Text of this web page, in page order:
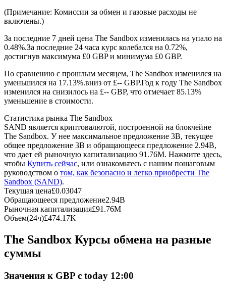
USDC фьючерсы
Фьючерсы с использованием USDC в качестве
Копирование торговли
(Примечание: Комиссии за обмен и газовые расходы не
включены.)
За последние 7 дней цена The Sandbox изменилась на упало на
0.48%.За последние 24 часа курс колебался на 0.72%,
достигнув максимума £0 GBP и минимума £0 GBP.
По сравнению с прошлым месяцем, The Sandbox изменился на
уменьшился на 17.13%.вниз от £-- GBP.Год к году The Sandbox
изменился на снизилось на £-- GBP, что отмечает 85.13%
уменьшение в стоимости.
Статистика рынка The Sandbox
SAND является криптовалютой, построенной на блокчейне
The Sandbox. У нее максимальное предложение 3B, текущее
общее предложение 3B и обращающееся предложение 2.94B,
что дает ей рыночную капитализацию 91.76M. Нажмите здесь,
чтобы Купить сейчас, или ознакомьтесь с нашим пошаговым
руководством о том, как безопасно и легко приобрести The
Sandbox (SAND).
Текущая цена£0.03047
Обращающееся предложение2.94B
Рыночная капитализация£91.76M
Объем(24ч)£474.17K
The Sandbox Курсы обмена на разные
суммы
Значения к GBP с today 12:00